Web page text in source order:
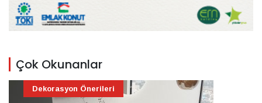
Çok Okunanlar
Dekorasyon Önerileri